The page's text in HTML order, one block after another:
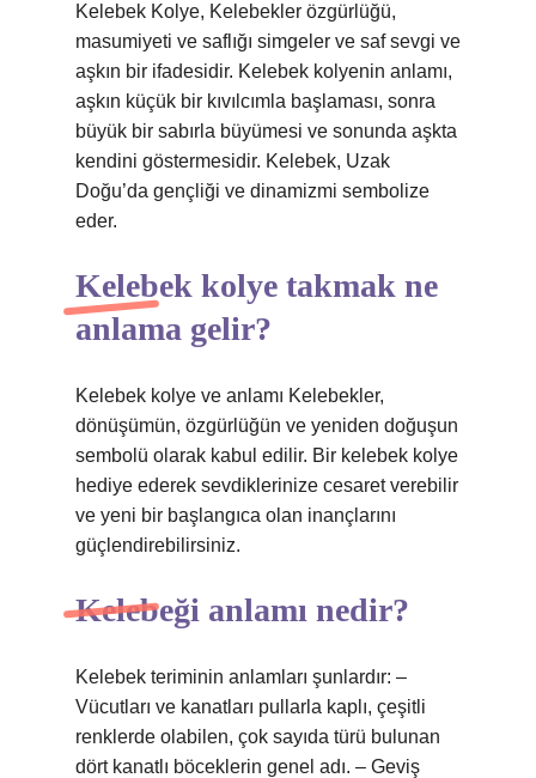
Kelebek Kolye, Kelebekler özgürlüğü,
masumiyeti ve saflığı simgeler ve saf sevgi ve
aşkın bir ifadesidir. Kelebek kolyenin anlamı,
aşkın küçük bir kıvılcımla başlaması, sonra
büyük bir sabırla büyümesi ve sonunda aşkta
kendini göstermesidir. Kelebek, Uzak
Doğu’da gençliği ve dinamizmi sembolize
eder.
Kelebek kolye takmak ne
anlama gelir?
Kelebek kolye ve anlamı Kelebekler,
dönüşümün, özgürlüğün ve yeniden doğuşun
sembolü olarak kabul edilir. Bir kelebek kolye
hediye ederek sevdiklerinize cesaret verebilir
ve yeni bir başlangıca olan inançlarını
güçlendirebilirsiniz.
Kelebeği anlamı nedir?
Kelebek teriminin anlamları şunlardır: –
Vücutları ve kanatları pullarla kaplı, çeşitli
renklerde olabilen, çok sayıda türü bulunan
dört kanatlı böceklerin genel adı. – Geviş